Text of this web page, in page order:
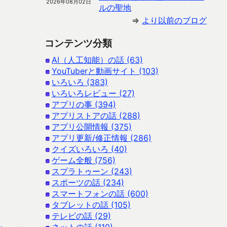
2026年08月02日
ルの聖地
⇒ より以前のブログ
コンテンツ分類
AI（人工知能）の話 (63)
YouTuberと動画サイト (103)
いろいろ (383)
いろいろレビュー (27)
アプリの事 (394)
アプリストアの話 (288)
アプリ公開情報 (375)
アプリ更新/修正情報 (286)
クイズいろいろ (40)
ゲーム全般 (756)
スプラトゥーン (243)
スポーツの話 (234)
スマートフォンの話 (600)
タブレットの話 (105)
テレビの話 (29)